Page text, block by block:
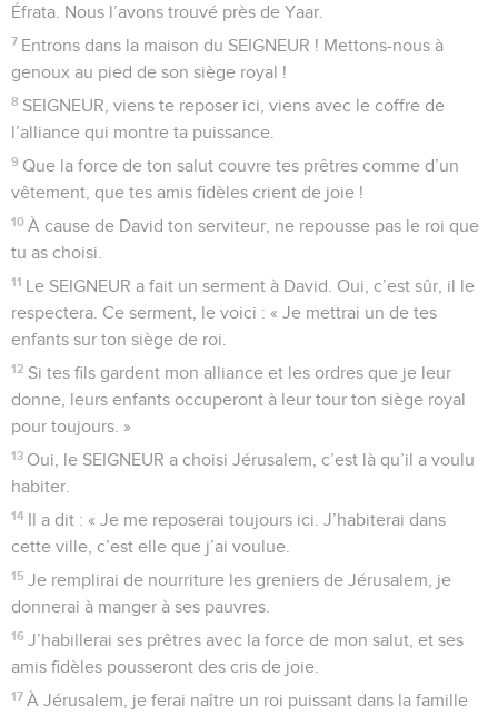
sur le sein de sa mère. Comme ce petit enfant, je suis calme
et tranquille.
3 Israël, attends le SEIGNEUR avec espoir, dès maintenant et
pour toujours !
© Société biblique française – Bibli’O, 2000, avec autorisation. Pour vous procurer
une Bible imprimée, rendez-vous sur www.editionsbiblio.fr
Psaumes
Seuls les Évangiles sont disponibles en vidéo pour le moment.
Qu'il est bon, pour des frères, d'être
ensemble
1 SEIGNEUR, souviens-toi de David et de toutes ses
souffrances.
2 David a fait un serment au SEIGNEUR. Voici la promesse
qu’il a faite au Dieu puissant de Jacob :
3
« Je n’entrerai plus dans la tente où j’habite, je ne
coucherai plus dans mon lit.
4 Mes yeux ne se fermeront plus pour dormir, mes paupières
ne se reposeront plus.
5 Oui, je veux d’abord trouver une place pour le SEIGNEUR,